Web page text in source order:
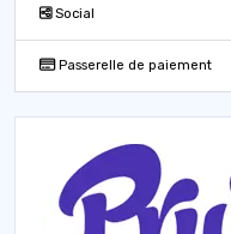
Social
Passerelle de paiement